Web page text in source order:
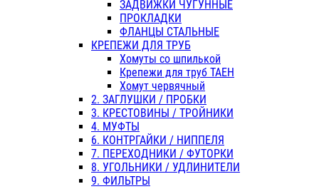
ЗАДВИЖКИ ЧУГУННЫЕ
ПРОКЛАДКИ
ФЛАНЦЫ СТАЛЬНЫЕ
КРЕПЕЖИ ДЛЯ ТРУБ
Хомуты со шпилькой
Крепежи для труб ТАЕН
Хомут червячный
2. ЗАГЛУШКИ / ПРОБКИ
3. КРЕСТОВИНЫ / ТРОЙНИКИ
4. МУФТЫ
6. КОНТРГАЙКИ / НИППЕЛЯ
7. ПЕРЕХОДНИКИ / ФУТОРКИ
8. УГОЛЬНИКИ / УДЛИНИТЕЛИ
9. ФИЛЬТРЫ